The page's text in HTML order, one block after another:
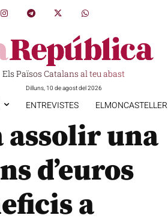
Els Països Catalans al teu abast
Dilluns, 10 de agost del 2026
ENTREVISTES ELMONCASTELLER
assolir una
d’euros
a